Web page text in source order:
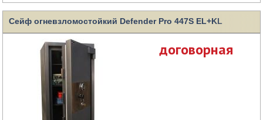
Сейф огневзломостойкий Defender Pro 447S EL+KL
договорная